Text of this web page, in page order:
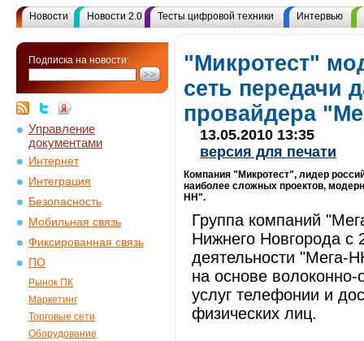
Новости Новости 2.0 Тесты цифровой техники Интервью
Подписка на новости:
Управление
документами
Интернет
Интеграция
Безопасность
Мобильная связь
Фиксированная связь
ПО
Рынок ПК
Маркетинг
Торговые сети
Оборудование
"Микротест"
сеть передачи
провайдера
13.05.2010 13:35
версия для печати
Компания "Микротест", лидер
наиболее сложных проектов,
НН".
Группа компаний
Нижнего Новгорода с
деятельности "Мега-
на основе волоконно-
услуг телефонии и
физических лиц.